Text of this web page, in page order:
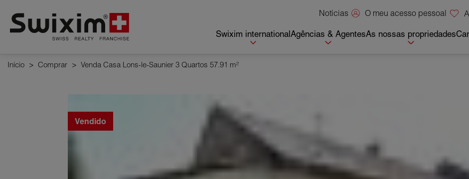
Notícias O meu acesso pessoal
Swixim internationalAgências & AgentesAs nossas propriedades
Início > Comprar > Venda Casa Lons-le-Saunier 3 Quartos 57.91 m²
Vendido